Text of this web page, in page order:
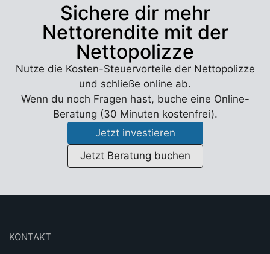
Sichere dir mehr
Nettorendite mit der
Nettopolizze
Nutze die Kosten-Steuervorteile der Nettopolizze
und schließe online ab.
Wenn du noch Fragen hast, buche eine Online-
Beratung (30 Minuten kostenfrei).
Jetzt investieren
Jetzt Beratung buchen
KONTAKT